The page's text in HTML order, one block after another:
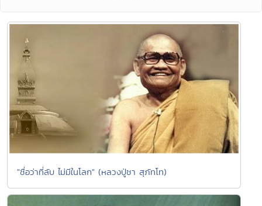
"ชื่อว่าที่ลับ ไม่มีในโลก" (หลวงปู่ชา สุภัทโท)